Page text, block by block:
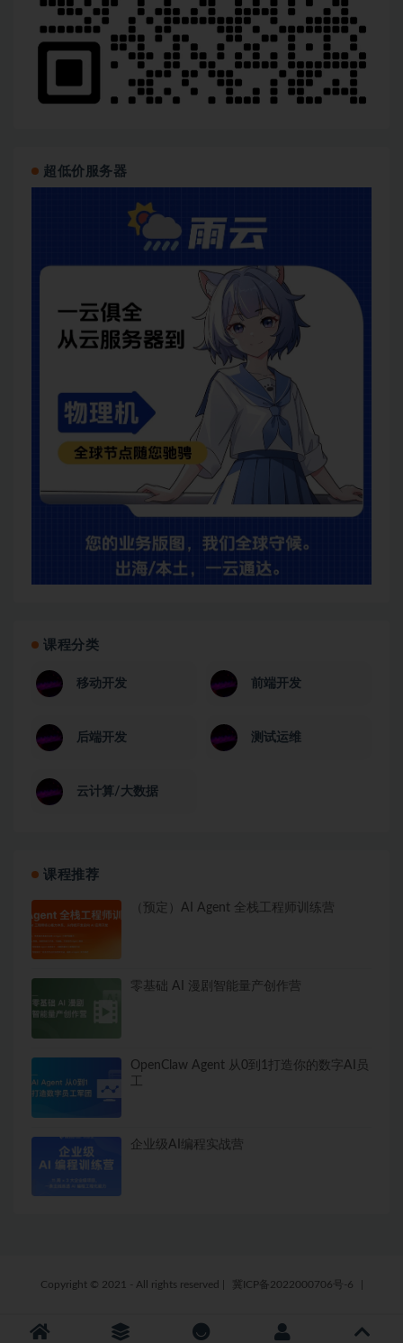
超低价服务器
课程分类
移动开发 前端开发
后端开发 测试运维
云计算/大数据
课程推荐
（预定）AI Agent 全栈工程师训练营
零基础 AI 漫剧智能量产创作营
OpenClaw Agent 从0到1打造你的数字AI员
工
企业级AI编程实战营
Copyright © 2021 - All rights reserved 冀ICP备2022000706号-6